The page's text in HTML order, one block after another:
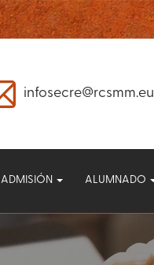
infosecre@rcsmm.eu
ADMISIÓN ALUMNADO